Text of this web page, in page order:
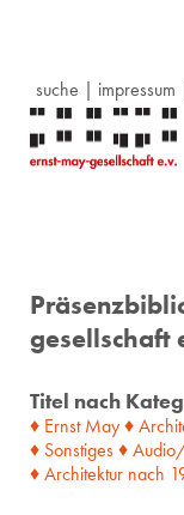
suche | impressum
gesellschaft
Titel nach
♦ Ernst May♦
♦ Sonstiges♦
♦ Architektur nach